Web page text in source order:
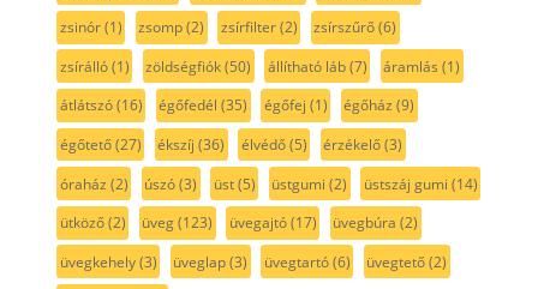
zsinór(1) zsomp(2) zsírfilter(2) zsírszűrő(6)
zsírálló(1) zöldségfiók(50) állítható láb(7) áramlás (1)
átlátszó(16) égőfedél (35) égőfej (1) égőház (9)
égőtető(27) ékszíj (36) élvédő(5) érzékelő(3)
óraház (2) úszó(3) üst(5) üstgumi (2) üstszáj gumi (14)
ütköző(2) üveg(123) üvegajtó(17) üvegbúra (2)
üvegkehely(3) üveglap(3) üvegtartó(6) üvegtető(2)